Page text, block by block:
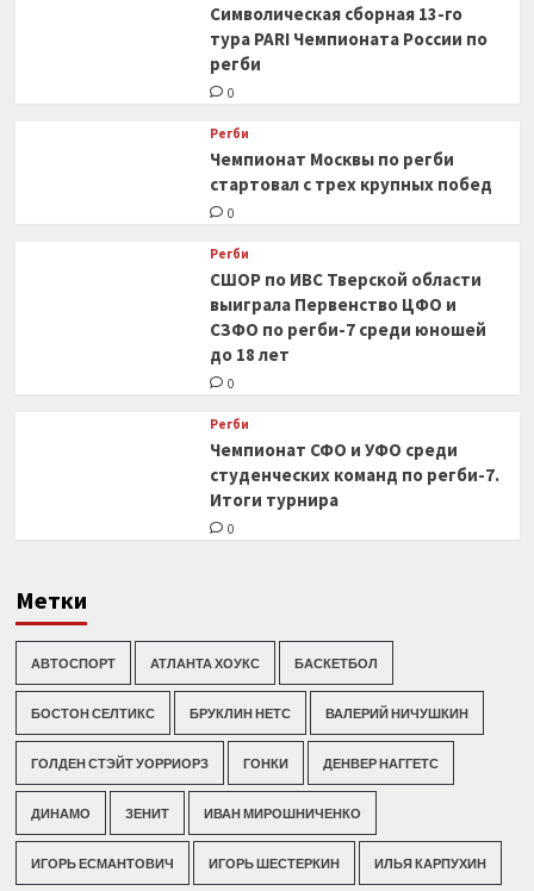
Символическая сборная 13-го
тура PARI Чемпионата России по
регби
0
Регби
Чемпионат Москвы по регби
стартовал с трех крупных побед
0
Регби
СШОР по ИВС Тверской области
выиграла Первенство ЦФО и
СЗФО по регби-7 среди юношей
до 18 лет
0
Регби
Чемпионат СФО и УФО среди
студенческих команд по регби-7.
Итоги турнира
0
Метки
АВТОСПОРТ АТЛАНТА ХОУКС БАСКЕТБОЛ
БОСТОН СЕЛТИКС БРУКЛИН НЕТС ВАЛЕРИЙ НИЧУШКИН
ГОЛДЕН СТЭЙТ УОРРИОРЗ ГОНКИ ДЕНВЕР НАГГЕТС
ДИНАМО ЗЕНИТ ИВАН МИРОШНИЧЕНКО
ИГОРЬ ЕСМАНТОВИЧ ИГОРЬ ШЕСТЕРКИН ИЛЬЯ КАРПУХИН